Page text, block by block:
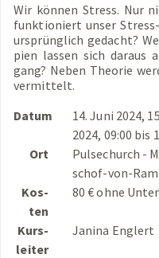
Wir kön­nen Stress. Nur
funk­tio­niert unser
ur­sprüng­lich ge­dacht?
pi­en las­sen sich dar­aus
gang? Neben Theo­rie
ver­mit­telt.
Datum
14. Juni 2024,
2024, 09:00 bis
Ort
Puls­e­church -
schof-von-
Kos­
ten
80 € ohne
Kurs­
lei­ter
Ja­ni­na Eng­lert